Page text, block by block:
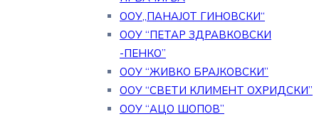
ООУ„ПАНАЈОТ ГИНОВСКИ“
ООУ “ПЕТАР ЗДРАВКОВСКИ
-ПЕНКО”
ООУ “ЖИВКО БРАЈКОВСКИ”
ООУ “СВЕТИ КЛИМЕНТ ОХРИДСКИ”
ООУ “АЦО ШОПОВ”